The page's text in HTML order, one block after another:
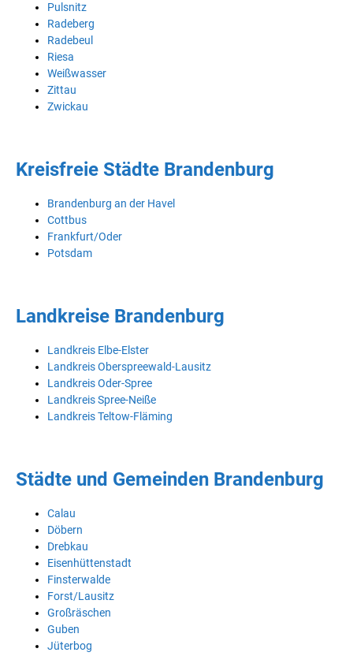
Pulsnitz
Radeberg
Radebeul
Riesa
Weißwasser
Zittau
Zwickau
Kreisfreie Städte Brandenburg
Brandenburg an der Havel
Cottbus
Frankfurt/Oder
Potsdam
Landkreise Brandenburg
Landkreis Elbe-Elster
Landkreis Oberspreewald-Lausitz
Landkreis Oder-Spree
Landkreis Spree-Neiße
Landkreis Teltow-Fläming
Städte und Gemeinden Brandenburg
Calau
Döbern
Drebkau
Eisenhüttenstadt
Finsterwalde
Forst/Lausitz
Großräschen
Guben
Jüterbog